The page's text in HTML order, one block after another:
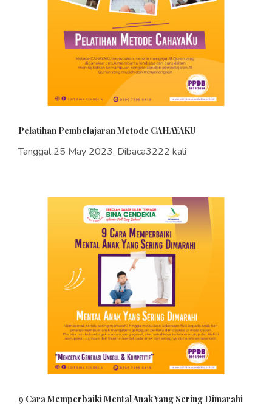
Pelatihan Pembelajaran Metode CAHAYAKU
Tanggal 25 May 2023, Dibaca3222 kali
9 Cara Memperbaiki Mental Anak Yang Sering Dimarahi